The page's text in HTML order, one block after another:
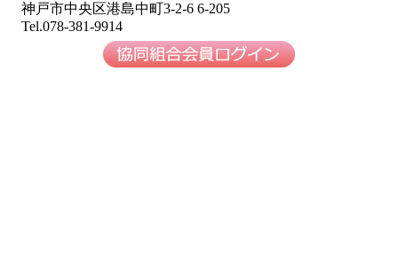
神戸市中央区港島中町3-2-6 6-205
Tel.078-381-9914